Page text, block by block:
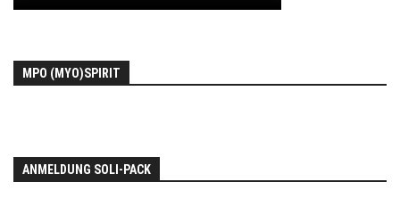
MPO (MYO)SPIRIT
ANMELDUNG SOLI-PACK